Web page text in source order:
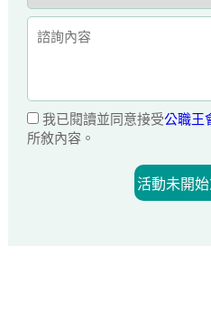
我已閱讀並同意接受公職王
所敘內容。
活動未開